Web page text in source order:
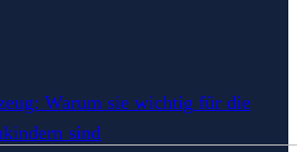
Warum sie wichtig für die
sind